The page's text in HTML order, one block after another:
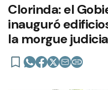
Clorinda: el
inauguró
la morgue